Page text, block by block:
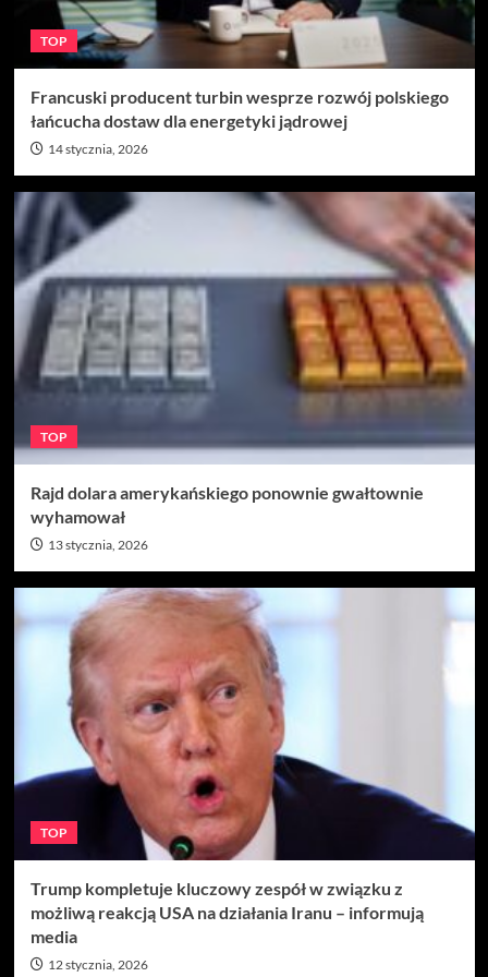
TOP
Francuski producent turbin wesprze rozwój polskiego
łańcucha dostaw dla energetyki jądrowej
14 stycznia, 2026
TOP
Rajd dolara amerykańskiego ponownie gwałtownie
wyhamował
13 stycznia, 2026
TOP
Trump kompletuje kluczowy zespół w związku z
możliwą reakcją USA na działania Iranu – informują
media
12 stycznia, 2026